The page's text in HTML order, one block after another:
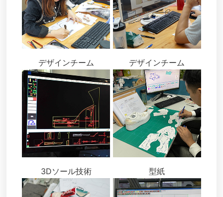
デザインチーム デザインチーム
3Dソール技術 型紙